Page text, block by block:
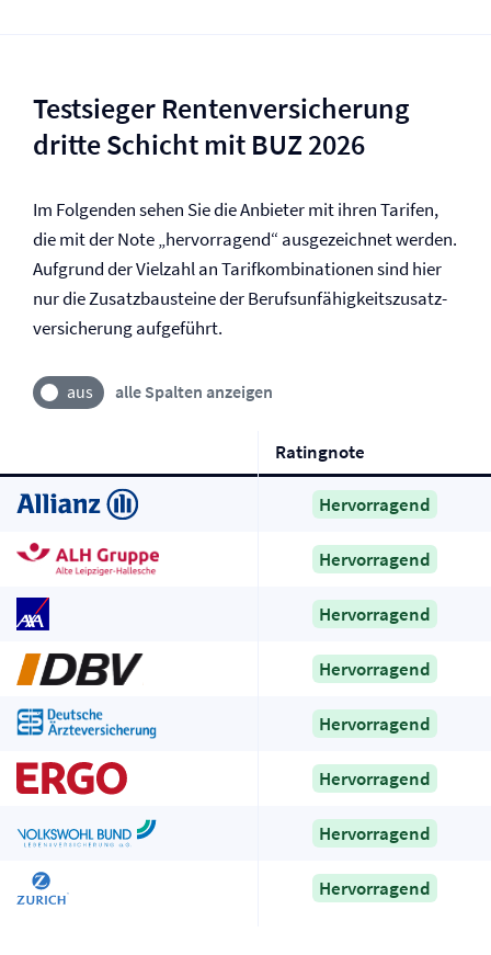
Testsieger Renten­versicherung
dritte Schicht mit BUZ 2026
Im Folgenden sehen Sie die Anbieter mit ihren Tarifen,
die mit der Note „hervorragend“ ausgezeichnet werden.
Aufgrund der Vielzahl an Tarifkombinationen sind hier
nur die Zusatzbausteine der Berufs­unfähigkeitszusatz­
versicherung aufgeführt.
alle Spalten anzeigen
Ratingnote
Hervorragend
Hervorragend
Hervorragend
Hervorragend
Hervorragend
Hervorragend
Hervorragend
Hervorragend